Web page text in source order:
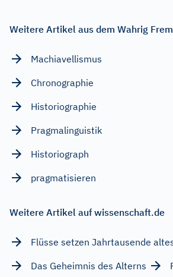
Weitere Artikel aus dem Wahrig
Machiavellismus
Chronographie
Historiographie
Pragmalinguistik
Historiograph
pragmatisieren
Weitere Artikel auf wissenschaft.de
Flüsse setzen Jahrtausende
Das Geheimnis des Alterns